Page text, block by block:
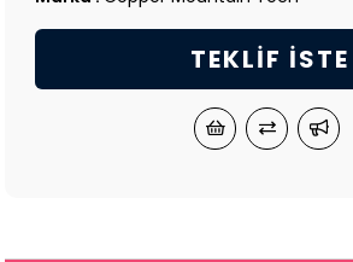
TEKLIF İSTE